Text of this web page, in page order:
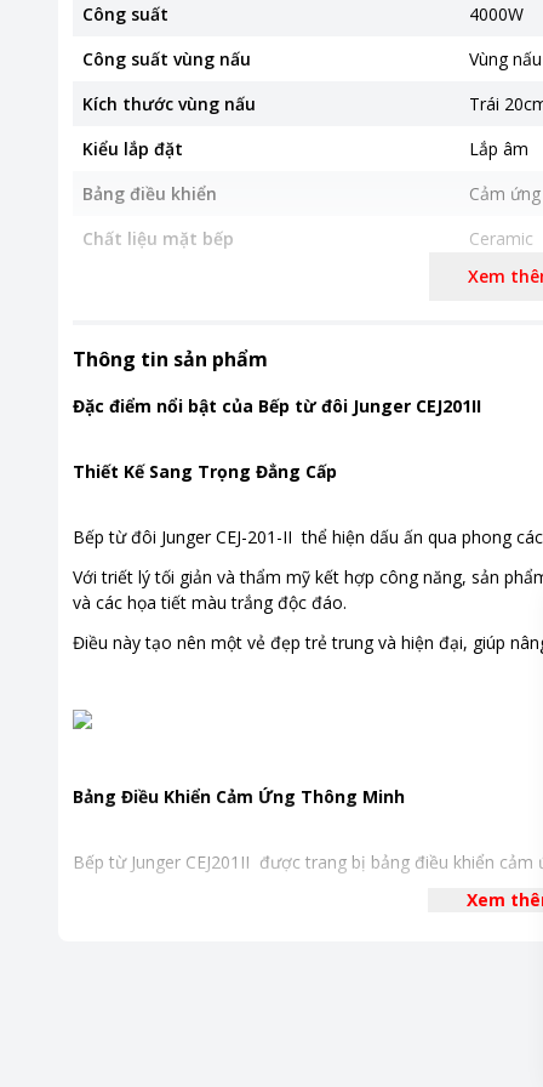
Công suất
4000W
Công suất vùng nấu
Vùng
Kích thước vùng nấu
Trái
Kiểu lắp đặt
Lắp âm
Bảng điều khiển
Cảm ứng
Chất liệu mặt bếp
Ceramic
Mặt bếp
áp/thấp
Kích thước, khối lượng
Ngang
Khoảng giá
Từ 10 -
Xem
Thông tin sản phẩm
Đặc điểm nổi bật của Bếp từ đôi Junger CEJ201II
Thiết Kế Sang Trọng Đẳng Cấp
Bếp từ đôi Junger CEJ-201-II thể hiện dấu ấn qua phong
Với triết lý tối giản và thẩm mỹ kết hợp công năng, sản
và các họa tiết màu trắng độc đáo.
Điều này tạo nên một vẻ đẹp trẻ trung và hiện đại, giúp
Bảng Điều Khiển Cảm Ứng Thông Minh
Bếp từ Junger CEJ201II được trang bị bảng điều khiển
Màn hình LED hiển thị sắc nét thông tin về mức công
Xem